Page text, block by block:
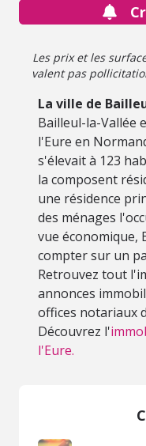
Les prix et les
valent pas
La ville de
Bailleul-la-Vallée
l'Eure en
s'élevait à 123
la composent
une résidence
des ménages
vue économique,
compter sur un
Retrouvez tout
annonces
offices notariaux
Découvrez l'
l'Eure.